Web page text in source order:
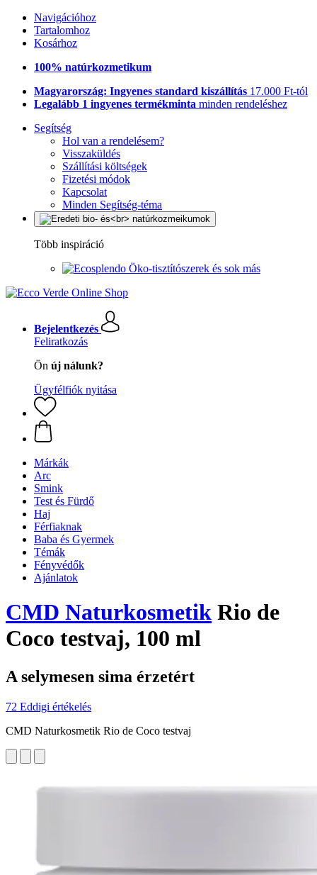
Navigációhoz
Tartalomhoz
Kosárhoz
100% natúrkozmetikum
Magyarország: Ingyenes standard kiszállítás 17.000 Ft-tól
Legalább 1 ingyenes termékminta minden rendeléshez
Segítség
Hol van a rendelésem?
Visszaküldés
Szállítási költségek
Fizetési módok
Kapcsolat
Minden Segítség-téma
Több inspiráció
Öko-tisztítószerek és sok más
Bejelentkezés
Feliratkozás
Ön új nálunk?
Ügyfélfiók nyitása
Márkák
Arc
Smink
Test és Fürdő
Haj
Férfiaknak
Baba és Gyermek
Témák
Fényvédők
Ajánlatok
CMD Naturkosmetik Rio de
Coco testvaj, 100 ml
A selymesen sima érzetért
72 Eddigi értékelés
CMD Naturkosmetik Rio de Coco testvaj